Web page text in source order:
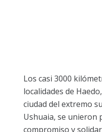
Los casi 3000
localidades de
ciudad del extremo
Ushuaia, se unieron
compromiso y